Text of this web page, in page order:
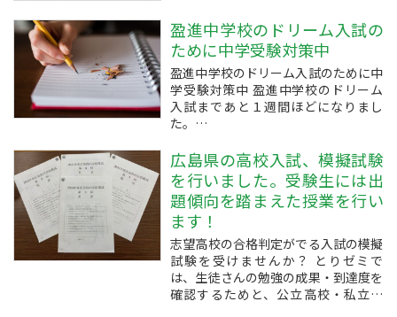
て文章の構成の授業を行っています！
気になる方はお手数ですがお問い合わ
せください。
特殊な問題が多いので、対策は早めに
始めましょう！
盈進中学校のドリーム入試の
ために中学受験対策中
盈進中学校のドリーム入試のために中
学受験対策中 盈進中学校のドリーム
入試まであと１週間ほどになりまし
た。
前に専願のお子様だけの入学試験があ
り、とりゼミからも受験をされます！
頑張れ！！
週に２回ほど、過去問題などの学習を
して対策を行っています！
まずは国語と...
広島県の高校入試、模擬試験
を行いました。受験生には出
題傾向を踏まえた授業を行い
ます！
志望高校の合格判定がでる入試の模擬
試験を受けませんか？ とりゼミで
は、生徒さんの勉強の成果・到達度を
確認するためと、公立高校・私立高